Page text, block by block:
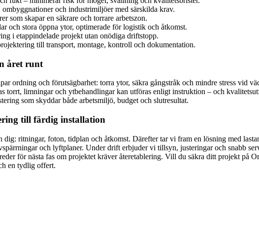
och industrimiljöer med särskilda krav.
som skapar en säkrare och torrare arbetszon.
och stora öppna ytor, optimerade för logistik och åtkomst.
i etappindelade projekt utan onödiga driftstopp.
till transport, montage, kontroll och dokumentation.
året runt
ordning och förutsägbarhet: torra ytor, säkra gångstråk och mindre stress vid
torrt, limningar och ytbehandlingar kan utföras enligt instruktion – och
som skyddar både arbetsmiljö, budget och slutresultat.
till färdig installation
ritningar, foton, tidplan och åtkomst. Därefter tar vi fram en lösning med
och lyftplaner. Under drift erbjuder vi tillsyn, justeringar och snabb
för nästa fas om projektet kräver återetablering. Vill du säkra ditt projekt
en tydlig offert.